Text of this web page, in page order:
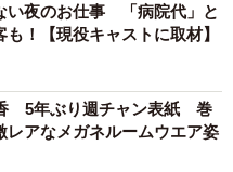
夜のお仕事 「病院代」と
！【現役キャストに取材】
5年ぶり週チャン表紙 巻
レアなメガネルームウエア姿